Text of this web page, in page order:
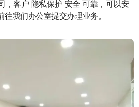
，客户 隐私保护 安全 可靠，可以安
往我们办公室提交办理业务。